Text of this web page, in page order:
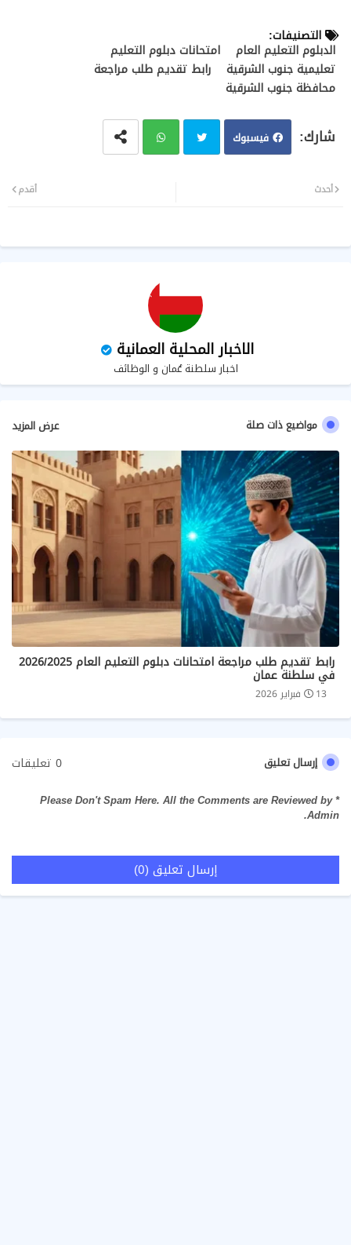
التصنيفات:
الدبلوم التعليم العام
امتحانات دبلوم التعليم
تعليمية جنوب الشرقية
رابط تقديم طلب مراجعة
محافظة جنوب الشرقية
فيسبوك
ب
أحدث أقدم
الاخبار المحلية العمانية
اخبار سلطنة عُمان و الوظائف
مواضيع ذات صلة عرض المزيد
رابط تقديم طلب مراجعة امتحانات دبلوم التعليم العام 2026/2025
في سلطنة عمان
13 فبراير 2026
إرسال تعليق 0 تعليقات
* Please Don't Spam Here. All the Comments are Reviewed by
Admin.
إرسال تعليق (0)